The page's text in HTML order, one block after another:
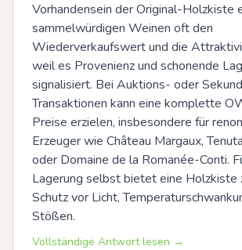
Vorhandensein der Original-Holzkiste
sammelwürdigen Weinen oft den
Wiederverkaufswert und die
weil es Provenienz und schonende
signalisiert. Bei Auktions- oder
Transaktionen kann eine komplette
Preise erzielen, insbesondere für
Erzeuger wie Château Margaux,
oder Domaine de la Romanée-Conti.
Lagerung selbst bietet eine Holzkiste
Schutz vor Licht,
Stößen.
Vollständige Antwort lesen →